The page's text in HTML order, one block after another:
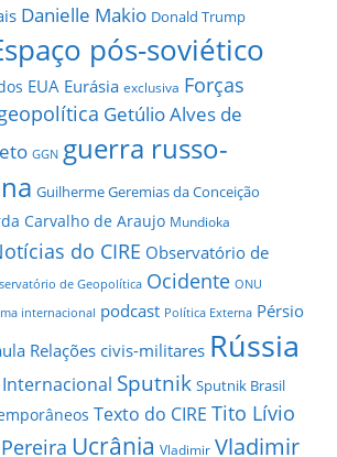
Danielle Makio Donald Trump
pós-soviético
EUA Eurásia exclusiva Forças
Getúlio Alves de
GGN guerra russo-
Guilherme Geremias da Conceição
Carvalho de Araujo Mundioka
do CIRE Observatório de
de Geopolítica Ocidente ONU
internacional podcast Política Externa Pérsio
Relações civis-militares Rússia
Sputnik Sputnik Brasil
Texto do CIRE Tito Lívio
Ucrânia Vladimir Vladimir